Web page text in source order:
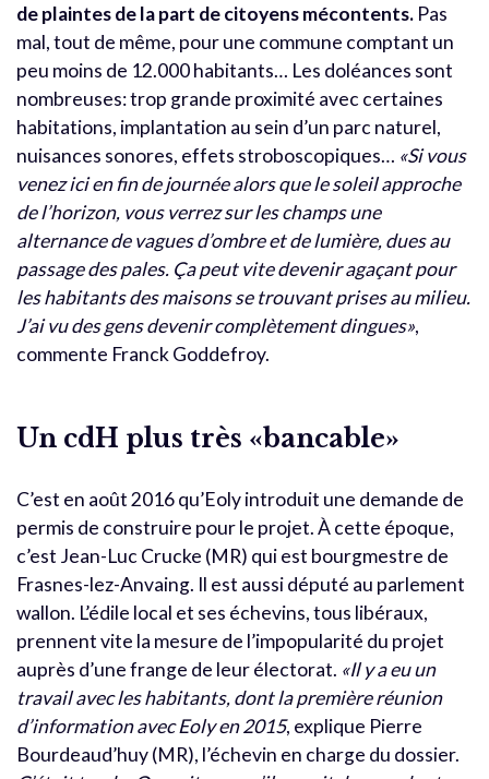
de plaintes de la part de citoyens mécontents. Pas
mal, tout de même, pour une commune comptant un
peu moins de 12.000 habitants… Les doléances sont
nombreuses: trop grande proximité avec certaines
habitations, implantation au sein d’un parc naturel,
nuisances sonores, effets stroboscopiques… «Si vous
venez ici en fin de journée alors que le soleil approche
de l’horizon, vous verrez sur les champs une
alternance de vagues d’ombre et de lumière, dues au
passage des pales. Ça peut vite devenir agaçant pour
les habitants des maisons se trouvant prises au milieu.
J’ai vu des gens devenir complètement dingues»,
commente Franck Goddefroy.
Un cdH plus très «bancable»
C’est en août 2016 qu’Eoly introduit une demande de
permis de construire pour le projet. À cette époque,
c’est Jean-Luc Crucke (MR) qui est bourgmestre de
Frasnes-lez-Anvaing. Il est aussi député au parlement
wallon. L’édile local et ses échevins, tous libéraux,
prennent vite la mesure de l’impopularité du projet
auprès d’une frange de leur électorat. «Il y a eu un
travail avec les habitants, dont la première réunion
d’information avec Eoly en 2015, explique Pierre
Bourdeaud’huy (MR), l’échevin en charge du dossier.